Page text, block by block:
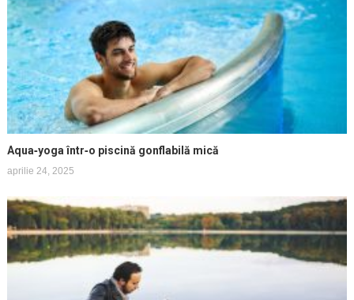
Aqua‑yoga într‑o piscină gonflabilă mică
aprilie 24, 2025